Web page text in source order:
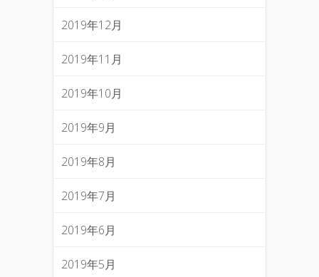
2019年12月
2019年11月
2019年10月
2019年9月
2019年8月
2019年7月
2019年6月
2019年5月